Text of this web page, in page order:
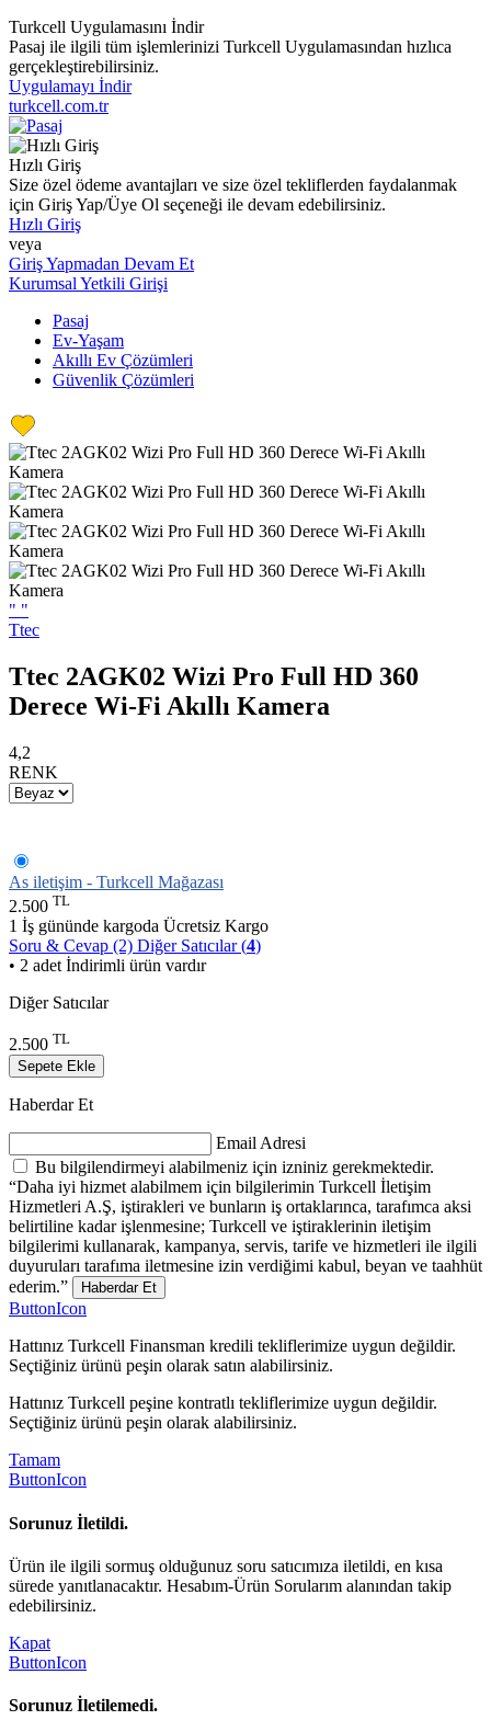
Turkcell Uygulamasını İndir
Pasaj ile ilgili tüm işlemlerinizi Turkcell Uygulamasından hızlıca
gerçekleştirebilirsiniz.
Uygulamayı İndir
turkcell.com.tr
Hızlı Giriş
Size özel ödeme avantajları ve size özel tekliflerden faydalanmak
için Giriş Yap/Üye Ol seçeneği ile devam edebilirsiniz.
Hızlı Giriş
veya
Giriş Yapmadan Devam Et
Kurumsal Yetkili Girişi
Pasaj
Ev-Yaşam
Akıllı Ev Çözümleri
Güvenlik Çözümleri
" "
Ttec
Ttec 2AGK02 Wizi Pro Full HD 360
Derece Wi-Fi Akıllı Kamera
4,2
RENK
As iletişim - Turkcell Mağazası
2.500 TL
1 İş gününde kargoda Ücretsiz Kargo
Soru & Cevap (2) Diğer Satıcılar (4)
• 2 adet İndirimli ürün vardır
Diğer Satıcılar
2.500 TL
Sepete Ekle
Haberdar Et
Email Adresi
Bu bilgilendirmeyi alabilmeniz için izniniz gerekmektedir.
“Daha iyi hizmet alabilmem için bilgilerimin Turkcell İletişim
Hizmetleri A.Ş, iştirakleri ve bunların iş ortaklarınca, tarafımca aksi
belirtiline kadar işlenmesine; Turkcell ve iştiraklerinin iletişim
bilgilerimi kullanarak, kampanya, servis, tarife ve hizmetleri ile ilgili
duyuruları tarafıma iletmesine izin verdiğimi kabul, beyan ve taahhüt
ederim.”
Haberdar Et
ButtonIcon
Hattınız Turkcell Finansman kredili tekliflerimize uygun değildir.
Seçtiğiniz ürünü peşin olarak satın alabilirsiniz.
Hattınız Turkcell peşine kontratlı tekliflerimize uygun değildir.
Seçtiğiniz ürünü peşin olarak alabilirsiniz.
Tamam
ButtonIcon
Sorunuz İletildi.
Ürün ile ilgili sormuş olduğunuz soru satıcımıza iletildi, en kısa
sürede yanıtlanacaktır. Hesabım-Ürün Sorularım alanından takip
edebilirsiniz.
Kapat
ButtonIcon
Sorunuz İletilemedi.